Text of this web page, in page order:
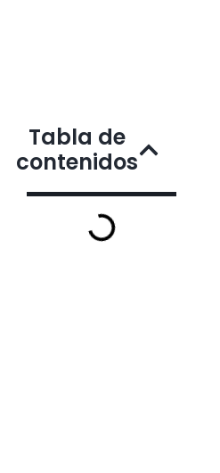
Tabla de
contenidos